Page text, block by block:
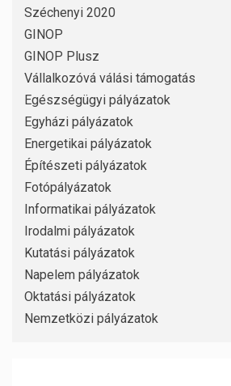
Széchenyi 2020
GINOP
GINOP Plusz
Vállalkozóvá válási támogatás
Egészségügyi pályázatok
Egyházi pályázatok
Energetikai pályázatok
Építészeti pályázatok
Fotópályázatok
Informatikai pályázatok
Irodalmi pályázatok
Kutatási pályázatok
Napelem pályázatok
Oktatási pályázatok
Nemzetközi pályázatok